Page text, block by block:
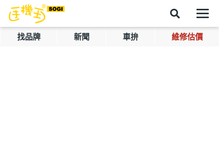
找品牌 新聞 車拚 維修估價